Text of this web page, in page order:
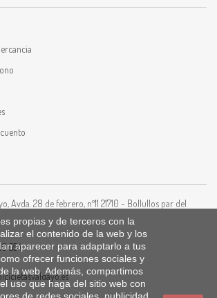
propias y de terceros con la
el contenido de la web y los
aparecer para adaptarlo a tus
ofrecer funciones sociales y
la web. Además, compartimos
uso que haga del sitio web con
Avda. 28 de febrero, nº11 21710 - Bollullos par del
554